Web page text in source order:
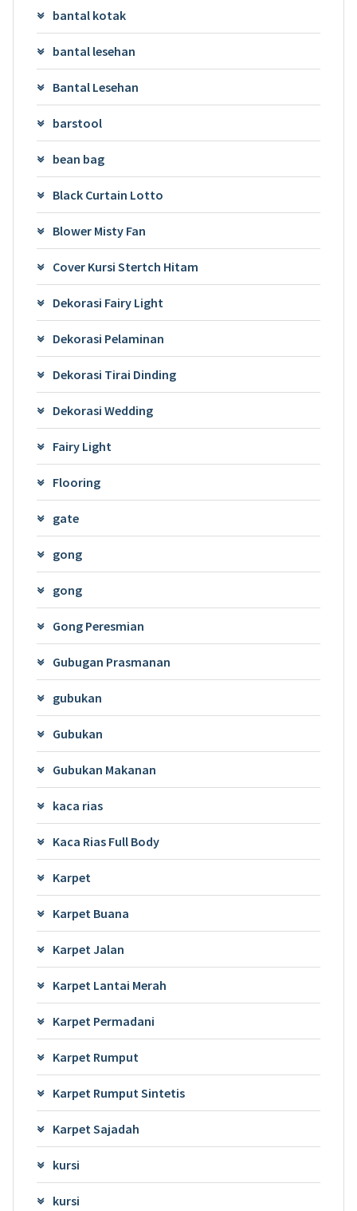
bantal kotak
bantal lesehan
Bantal Lesehan
barstool
bean bag
Black Curtain Lotto
Blower Misty Fan
Cover Kursi Stertch Hitam
Dekorasi Fairy Light
Dekorasi Pelaminan
Dekorasi Tirai Dinding
Dekorasi Wedding
Fairy Light
Flooring
gate
gong
gong
Gong Peresmian
Gubugan Prasmanan
gubukan
Gubukan
Gubukan Makanan
kaca rias
Kaca Rias Full Body
Karpet
Karpet Buana
Karpet Jalan
Karpet Lantai Merah
Karpet Permadani
Karpet Rumput
Karpet Rumput Sintetis
Karpet Sajadah
kursi
kursi